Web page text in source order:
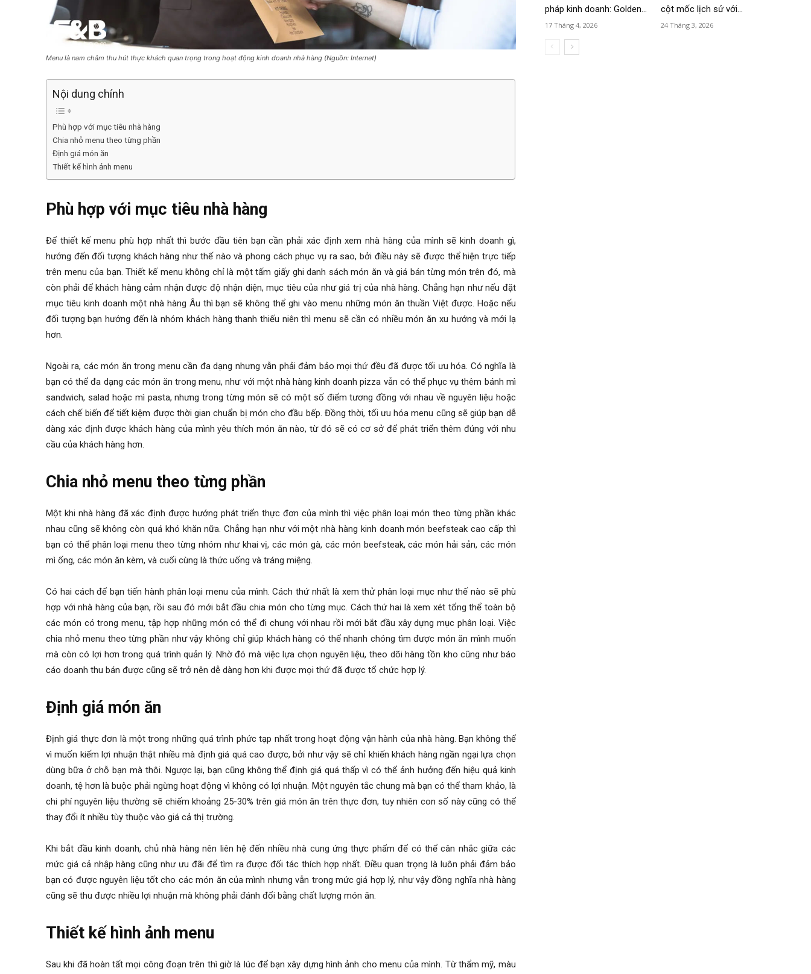
Menu là nam châm thu hút thực khách quan trọng trong hoạt động kinh doanh nhà hàng (Nguồn: Internet)
Nội dung chính
Phù hợp với mục tiêu nhà hàng
Chia nhỏ menu theo từng phần
Định giá món ăn
Thiết kế hình ảnh menu
Phù hợp với mục tiêu nhà hàng
Để thiết kế menu phù hợp nhất thì bước đầu tiên bạn cần phải xác định xem nhà hàng của mình sẽ kinh doanh gì,
hướng đến đối tượng khách hàng như thế nào và phong cách phục vụ ra sao, bởi điều này sẽ được thể hiện trực tiếp
trên menu của bạn. Thiết kế menu không chỉ là một tấm giấy ghi danh sách món ăn và giá bán từng món trên đó, mà
còn phải để khách hàng cảm nhận được độ nhận diện, mục tiêu của như giá trị của nhà hàng. Chẳng hạn như nếu đặt
mục tiêu kinh doanh một nhà hàng Âu thì bạn sẽ không thể ghi vào menu những món ăn thuần Việt được. Hoặc nếu
đối tượng bạn hướng đến là nhóm khách hàng thanh thiếu niên thì menu sẽ cần có nhiều món ăn xu hướng và mới lạ
hơn.
Ngoài ra, các món ăn trong menu cần đa dạng nhưng vẫn phải đảm bảo mọi thứ đều đã được tối ưu hóa. Có nghĩa là
bạn có thể đa dạng các món ăn trong menu, như với một nhà hàng kinh doanh pizza vẫn có thể phục vụ thêm bánh mì
sandwich, salad hoặc mì pasta, nhưng trong từng món sẽ có một số điểm tương đồng với nhau về nguyên liệu hoặc
cách chế biến để tiết kiệm được thời gian chuẩn bị món cho đầu bếp. Đồng thời, tối ưu hóa menu cũng sẽ giúp bạn dễ
dàng xác định được khách hàng của mình yêu thích món ăn nào, từ đó sẽ có cơ sở để phát triển thêm đúng với nhu
cầu của khách hàng hơn.
Chia nhỏ menu theo từng phần
Một khi nhà hàng đã xác định được hướng phát triển thực đơn của mình thì việc phân loại món theo từng phần khác
nhau cũng sẽ không còn quá khó khăn nữa. Chẳng hạn như với một nhà hàng kinh doanh món beefsteak cao cấp thì
bạn có thể phân loại menu theo từng nhóm như khai vị, các món gà, các món beefsteak, các món hải sản, các món
mì ống, các món ăn kèm, và cuối cùng là thức uống và tráng miệng.
Có hai cách để bạn tiến hành phân loại menu của mình. Cách thứ nhất là xem thử phân loại mục như thế nào sẽ phù
hợp với nhà hàng của bạn, rồi sau đó mới bắt đầu chia món cho từng mục. Cách thứ hai là xem xét tổng thể toàn bộ
các món có trong menu, tập hợp những món có thể đi chung với nhau rồi mới bắt đầu xây dựng mục phân loại. Việc
chia nhỏ menu theo từng phần như vậy không chỉ giúp khách hàng có thể nhanh chóng tìm được món ăn mình muốn
mà còn có lợi hơn trong quá trình quản lý. Nhờ đó mà việc lựa chọn nguyên liệu, theo dõi hàng tồn kho cũng như báo
cáo doanh thu bán được cũng sẽ trở nên dễ dàng hơn khi được mọi thứ đã được tổ chức hợp lý.
Định giá món ăn
Định giá thực đơn là một trong những quá trình phức tạp nhất trong hoạt động vận hành của nhà hàng. Bạn không thể
vì muốn kiếm lợi nhuận thật nhiều mà định giá quá cao được, bởi như vậy sẽ chỉ khiến khách hàng ngần ngại lựa chọn
dùng bữa ở chỗ bạn mà thôi. Ngược lại, bạn cũng không thể định giá quá thấp vì có thể ảnh hưởng đến hiệu quả kinh
doanh, tệ hơn là buộc phải ngừng hoạt động vì không có lợi nhuận. Một nguyên tắc chung mà bạn có thể tham khảo, là
chi phí nguyên liệu thường sẽ chiếm khoảng 25-30% trên giá món ăn trên thực đơn, tuy nhiên con số này cũng có thể
thay đổi ít nhiều tùy thuộc vào giá cả thị trường.
Khi bắt đầu kinh doanh, chủ nhà hàng nên liên hệ đến nhiều nhà cung ứng thực phẩm để có thể cân nhắc giữa các
mức giá cả nhập hàng cũng như ưu đãi để tìm ra được đối tác thích hợp nhất. Điều quan trọng là luôn phải đảm bảo
bạn có được nguyên liệu tốt cho các món ăn của mình nhưng vẫn trong mức giá hợp lý, như vậy đồng nghĩa nhà hàng
cũng sẽ thu được nhiều lợi nhuận mà không phải đánh đổi bằng chất lượng món ăn.
Thiết kế hình ảnh menu
Sau khi đã hoàn tất mọi công đoạn trên thì giờ là lúc để bạn xây dựng hình ảnh cho menu của mình. Từ thẩm mỹ, màu
pháp kinh doanh: Golden...
17 Tháng 4, 2026
cột mốc lịch sử với...
24 Tháng 3, 2026